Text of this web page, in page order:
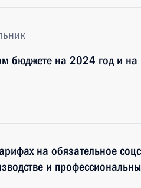
бюджете на 2024 год и
на обязательное
и